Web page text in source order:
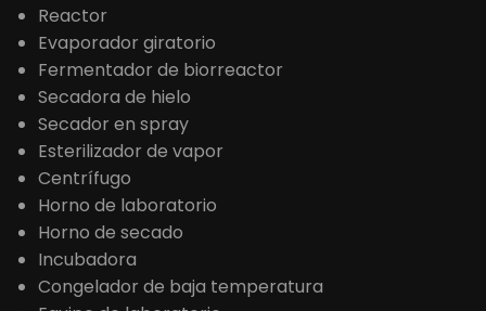
Reactor
Evaporador giratorio
Fermentador de biorreactor
Secadora de hielo
Secador en spray
Esterilizador de vapor
Centrífugo
Horno de laboratorio
Horno de secado
Incubadora
Congelador de baja temperatura